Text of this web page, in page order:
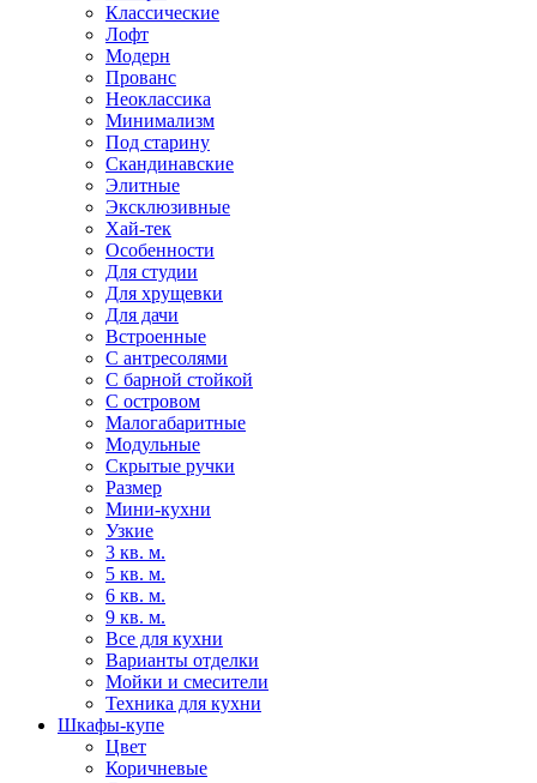
Классические
Лофт
Модерн
Прованс
Неоклассика
Минимализм
Под старину
Скандинавские
Элитные
Эксклюзивные
Хай-тек
Особенности
Для студии
Для хрущевки
Для дачи
Встроенные
С антресолями
С барной стойкой
С островом
Малогабаритные
Модульные
Скрытые ручки
Размер
Мини-кухни
Узкие
3 кв. м.
5 кв. м.
6 кв. м.
9 кв. м.
Все для кухни
Варианты отделки
Мойки и смесители
Техника для кухни
Шкафы-купе
Цвет
Коричневые